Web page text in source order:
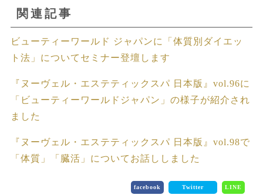
関連記事
ビューティーワールド ジャパンに「体質別ダイエッ
ト法」についてセミナー登壇します
『ヌーヴェル・エステティックスパ 日本版』vol.96に
「ビューティーワールドジャパン」の様子が紹介され
ました
『ヌーヴェル・エステティックスパ 日本版』vol.98で
「体質」「臓活」についてお話ししました
facebook Twitter LINE